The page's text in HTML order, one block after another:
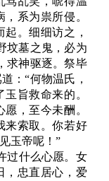
系为祟所侵。
。细细访之，
坟墓之鬼，必为
求神驱逐。祭毕
：“何物温氏，
旨救命来的。
，至今未酬。
来索取。你若好
玉帝呢！”
过什么心愿。女
，忠直居心，爱